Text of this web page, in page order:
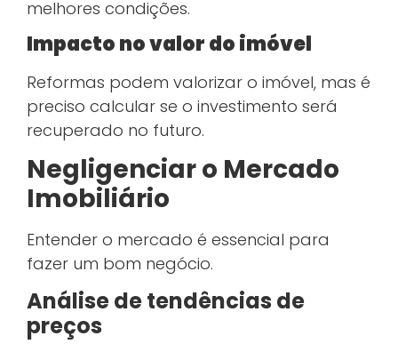
melhores condições.
Impacto no valor do imóvel
Reformas podem valorizar o imóvel, mas é
preciso calcular se o investimento será
recuperado no futuro.
Negligenciar o Mercado
Imobiliário
Entender o mercado é essencial para
fazer um bom negócio.
Análise de tendências de
preços